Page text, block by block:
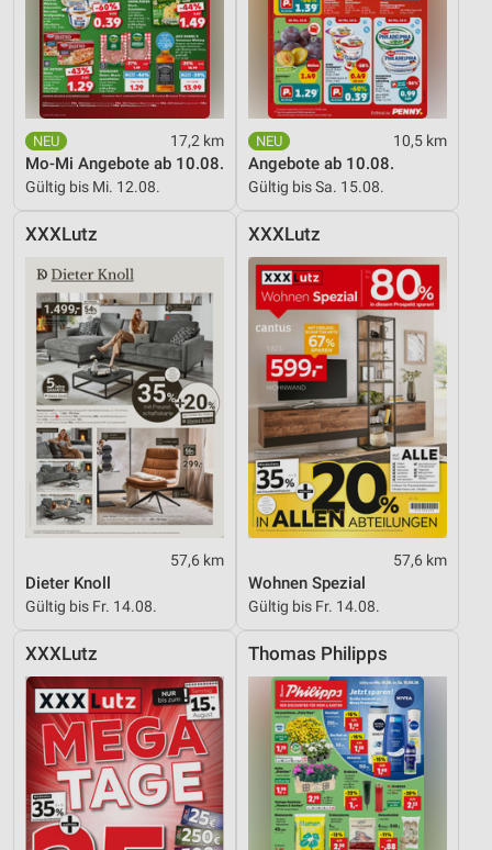
17,2 km
Mo-Mi Angebote ab 10.08.
Gültig bis Mi. 12.08.
10,5 km
Angebote ab 10.08.
Gültig bis Sa. 15.08.
XXXLutz
57,6 km
Dieter Knoll
Gültig bis Fr. 14.08.
XXXLutz
57,6 km
Wohnen Spezial
Gültig bis Fr. 14.08.
XXXLutz Thomas Philipps